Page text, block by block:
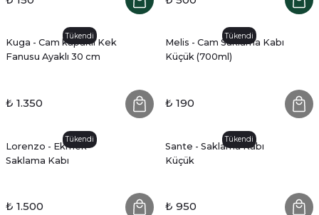
Tükendi
Kuga - Cam kapaklı Kek
Fanusu Ayaklı 30 cm
₺ 1.350
Tükendi
Melis - Cam Saklama Kabı
Küçük (700ml)
₺ 190
Tükendi
Lorenzo - Ekmek
Saklama Kabı
₺ 1.500
Tükendi
Sante - Saklama Kabı
Küçük
₺ 950